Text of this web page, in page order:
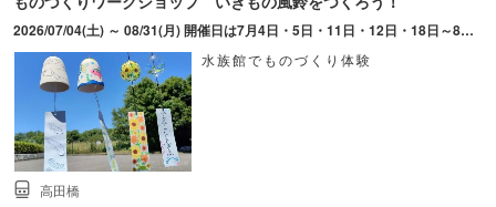
2026/07/04(土) ～ 08/31(月) 開催日は7月4日・5日・11日・12日・18日～8月31日。土日祝、8月8日～16日は10:00～16:00。7月21日～8月31日の平日は10:00～15:00。水族館の開館時間は9:30～18:00。入館は閉館の1時間前まで。
水族館でものづくり体験
高田橋